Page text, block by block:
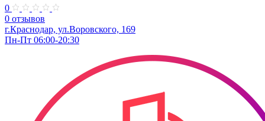
0
0 отзывов
г.Краснодар, ул.Воровского, 169
Пн-Пт 06:00-20:30